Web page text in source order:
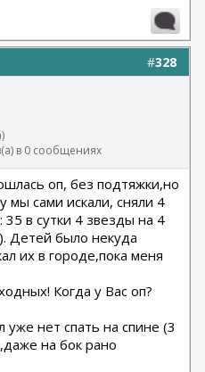
#328
в 0 сообщениях
оп, без подтяжки,но
мы сами искали, сняли 4
в сутки 4 звезды на 4
Детей было некуда
их в городе,пока меня
Когда у Вас оп?
уже нет спать на спине (3
на бок рано